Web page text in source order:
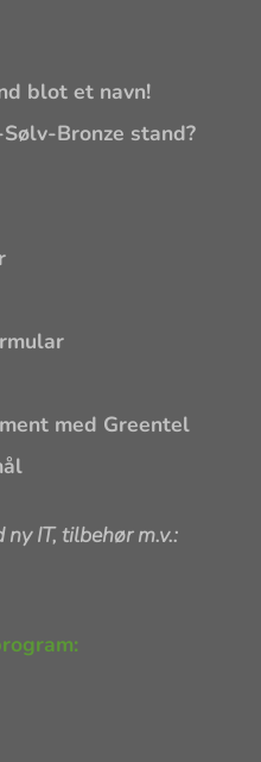
blot et navn!
Bronze stand?
med Greentel
IT, tilbehør m.v.: